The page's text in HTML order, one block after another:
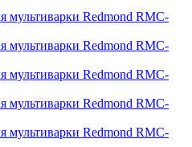
мультиварки Redmond RMC-
мультиварки Redmond RMC-
мультиварки Redmond RMC-
мультиварки Redmond RMC-
мультиварки Redmond RMC-